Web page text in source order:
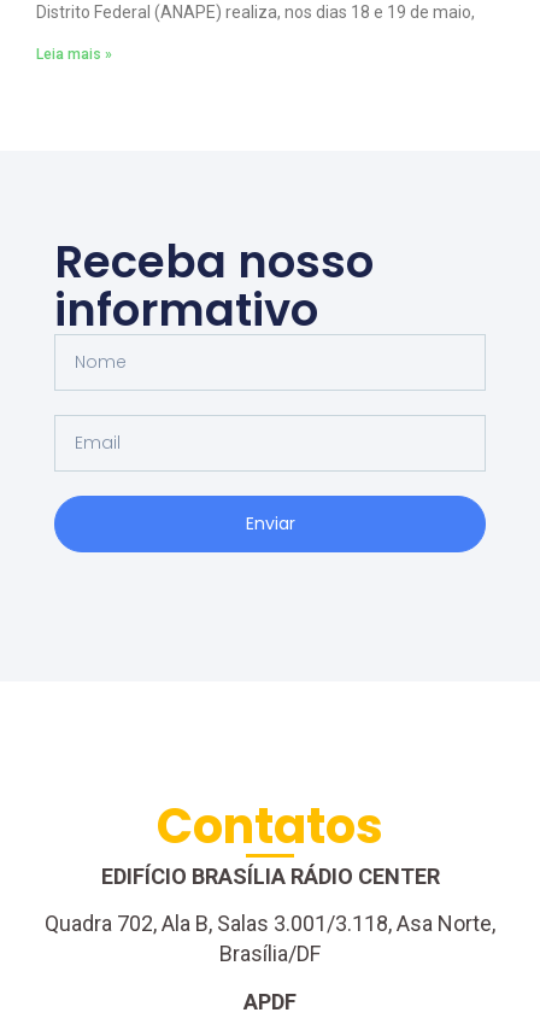
Distrito Federal (ANAPE) realiza, nos dias 18 e 19 de maio,
Leia mais »
Receba nosso
informativo
Enviar
Contatos
EDIFÍCIO BRASÍLIA RÁDIO CENTER
Quadra 702, Ala B, Salas 3.001/3.118, Asa Norte,
Brasília/DF
APDF